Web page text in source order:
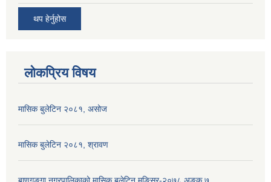
थप हेर्नुहोस
लोकप्रिय विषय
मासिक बुलेटिन २०८१, असोज
मासिक बुलेटिन २०८१, श्रावण
बाणगङ्गा नगरपालिकाको मासिक बुलेटिन मङ्सिर-२०७८ अङ्क ७